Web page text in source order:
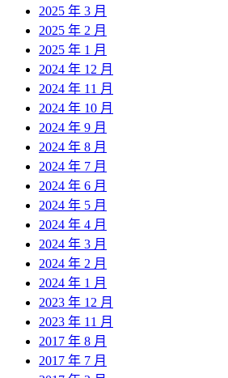
2025 年 3 月
2025 年 2 月
2025 年 1 月
2024 年 12 月
2024 年 11 月
2024 年 10 月
2024 年 9 月
2024 年 8 月
2024 年 7 月
2024 年 6 月
2024 年 5 月
2024 年 4 月
2024 年 3 月
2024 年 2 月
2024 年 1 月
2023 年 12 月
2023 年 11 月
2017 年 8 月
2017 年 7 月